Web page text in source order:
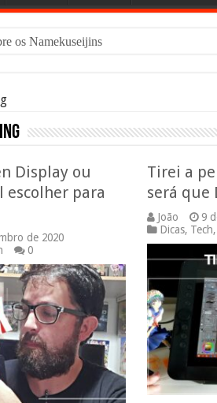
os Namekuseijins – DRAGON BALL
Display ou
escolher para
de 2020
0
Tirei a
será que
João
9
Dicas, Tech,